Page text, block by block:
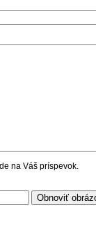
na Váš príspevok.